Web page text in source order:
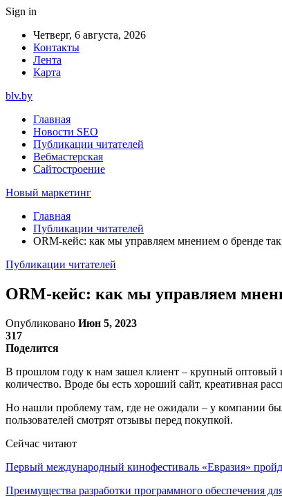
Sign in
Четверг, 6 августа, 2026
Контакты
Лента
Карта
blv.by
Главная
Новости SEO
Публикации читателей
Вебмастерская
Сайтостроение
Новый маркетинг
Главная
Публикации читателей
ORM-кейс: как мы управляем мнением о бренде
Публикации читателей
ORM-кейс: как мы управляем
Опубликовано Июн 5, 2023
317
Поделится
В прошлом году к нам зашел клиент – крупный оптовый
количество. Вроде бы есть хороший сайт, креативная
Но нашли проблему там, где не ожидали – у компании
пользователей смотрят отзывы перед покупкой.
Сейчас читают
Первый международный кинофестиваль «Евразия»
Преимущества разработки программного обеспечения